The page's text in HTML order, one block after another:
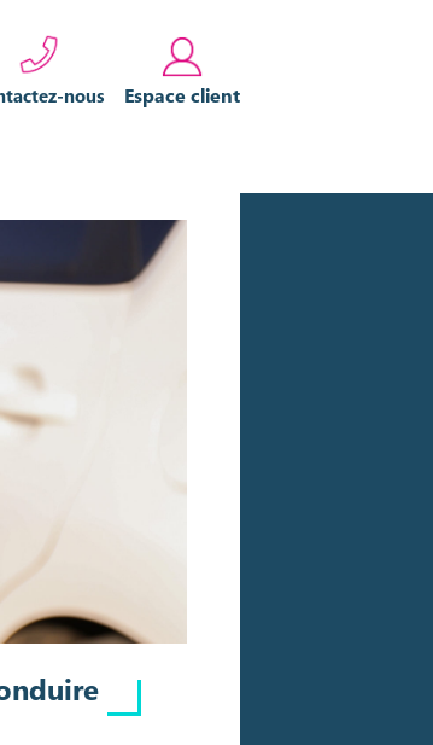
nous Espace client